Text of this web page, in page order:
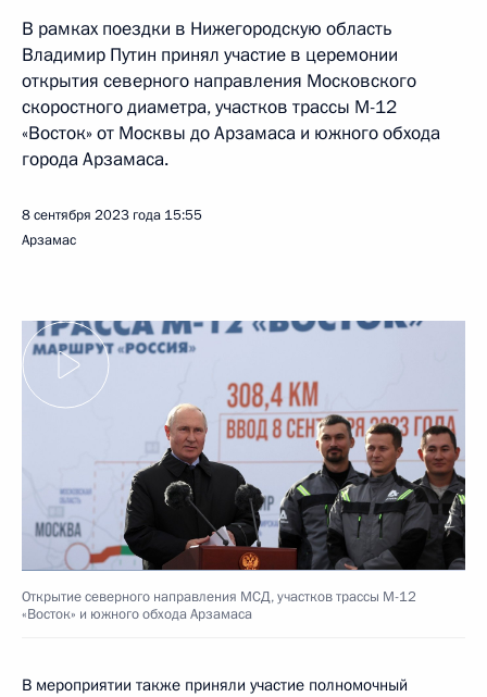
В рамках поездки в Нижегородскую область
Владимир Путин принял участие в церемонии
открытия северного направления Московского
скоростного диаметра, участков трассы М-12
«Восток» от Москвы до Арзамаса и южного обхода
города Арзамаса.
8 сентября 2023 года 15:55
Арзамас
Открытие северного направления МСД, участков трассы М-12
«Восток» и южного обхода Арзамаса
В мероприятии также приняли участие полномочный